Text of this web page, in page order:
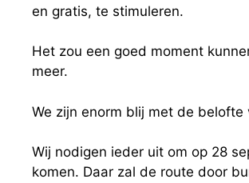
en gratis, te stimuleren.
Het zou een goed moment
meer.
We zijn enorm blij met de
Wij nodigen ieder uit om op 28
komen. Daar zal de route door